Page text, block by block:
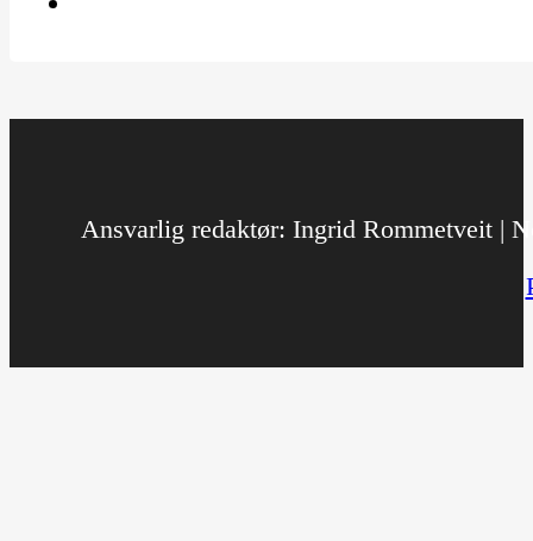
Ansvarlig redaktør: Ingrid Rommetveit |